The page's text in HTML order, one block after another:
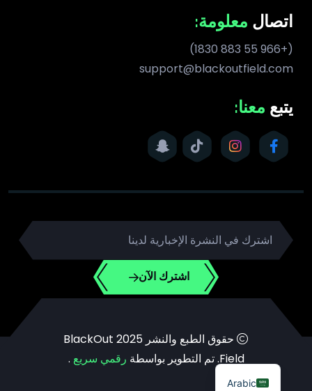
اتصال معلومة:
(+966 55 883 1830)
support@blackoutfield.com
يتبع معنا:
اشترك الآن
حقوق الطبع والنشر 2025 BlackOut
Field. تم التطوير بواسطة
رقمي سريع .
Arabic